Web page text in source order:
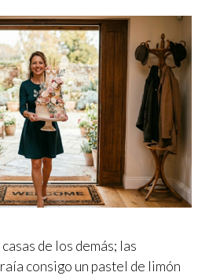
de los demás; las
consigo un pastel de limón